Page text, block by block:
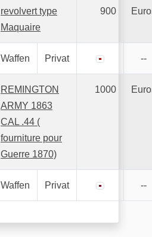
revolvert type
Maquaire
900
Waffen Privat --
REMINGTON
ARMY 1863
CAL .44 (
fourniture pour
Guerre 1870)
1000
Waffen Privat --